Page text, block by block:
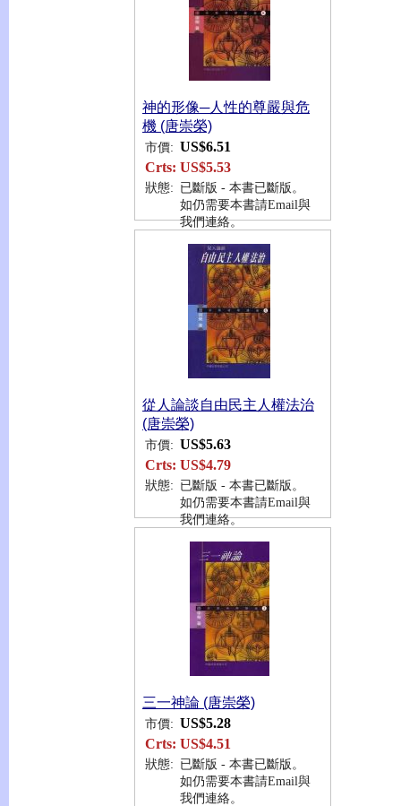
神的形像─人性的尊嚴與危
機 (唐崇榮)
市價: US$6.51
Crts: US$5.53
狀態: 已斷版 - 本書已斷版。
如仍需要本書請Email與
我們連絡。
從人論談自由民主人權法治
(唐崇榮)
市價: US$5.63
Crts: US$4.79
狀態: 已斷版 - 本書已斷版。
如仍需要本書請Email與
我們連絡。
三一神論 (唐崇榮)
市價: US$5.28
Crts: US$4.51
狀態: 已斷版 - 本書已斷版。
如仍需要本書請Email與
我們連絡。